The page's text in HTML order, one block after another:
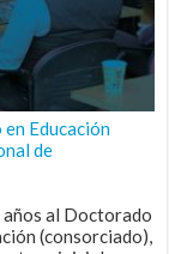
Educación
de
años al Doctorado
(consorciado),